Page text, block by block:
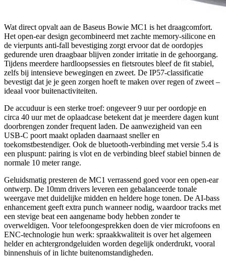
Wat direct opvalt aan de Baseus Bowie MC1 is het draagcomfort.
Het open-ear design gecombineerd met zachte memory-silicone en
de vierpunts anti-fall bevestiging zorgt ervoor dat de oordopjes
gedurende uren draagbaar blijven zonder irritatie in de gehoorgang.
Tijdens meerdere hardloopsessies en fietsroutes bleef de fit stabiel,
zelfs bij intensieve bewegingen en zweet. De IP57-classificatie
bevestigt dat je je geen zorgen hoeft te maken over regen of zweet –
ideaal voor buitenactiviteiten.
De accuduur is een sterke troef: ongeveer 9 uur per oordopje en
circa 40 uur met de oplaadcase betekent dat je meerdere dagen kunt
doorbrengen zonder frequent laden. De aanwezigheid van een
USB-C poort maakt opladen daarnaast sneller en
toekomstbestendiger. Ook de bluetooth-verbinding met versie 5.4 is
een pluspunt: pairing is vlot en de verbinding bleef stabiel binnen de
normale 10 meter range.
Geluidsmatig presteren de MC1 verrassend goed voor een open-ear
ontwerp. De 10mm drivers leveren een gebalanceerde tonale
weergave met duidelijke midden en heldere hoge tonen. De AI-bass
enhancement geeft extra punch wanneer nodig, waardoor tracks met
een stevige beat een aangename body hebben zonder te
overweldigen. Voor telefoongesprekken doen de vier microfoons en
ENC-technologie hun werk: spraakkwaliteit is over het algemeen
helder en achtergrondgeluiden worden degelijk onderdrukt, vooral
binnenshuis of in lichte buitenomstandigheden.